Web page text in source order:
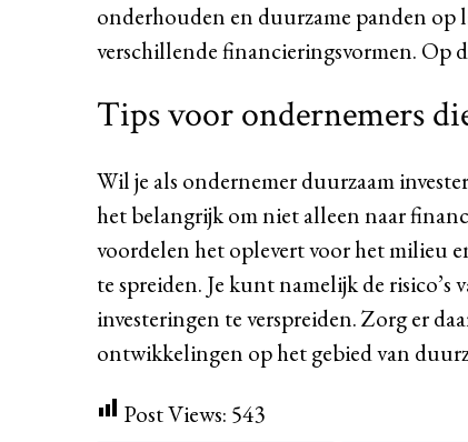
onderhouden en duurzame panden op
verschillende financieringsvormen. Op
Tips voor ondernemers
Wil je als ondernemer duurzaam
het belangrijk om niet alleen naar
voordelen het oplevert voor het milieu
te spreiden. Je kunt namelijk de risico’s
investeringen te verspreiden. Zorg er
ontwikkelingen op het gebied van
Post Views: 543